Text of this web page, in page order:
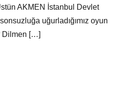
AKMEN İstanbul Devlet
uğurladığımız oyun
Dilmen […]